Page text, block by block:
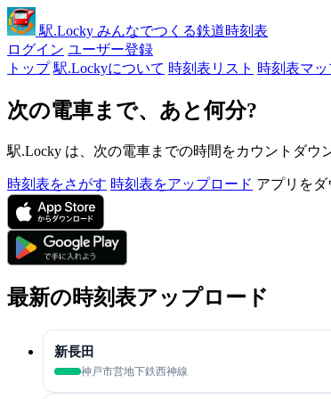
駅.Locky みんなでつくる鉄道時刻表
ログイン ユーザー登録
トップ 駅.Lockyについて 時刻表リスト 時刻表マッ
次の電車まで、あと何分?
駅.Locky は、次の電車までの時間をカウントダウ
時刻表をさがす 時刻表をアップロード アプリをダ
最新の時刻表アップロード
新長田
神戸市営地下鉄西神線